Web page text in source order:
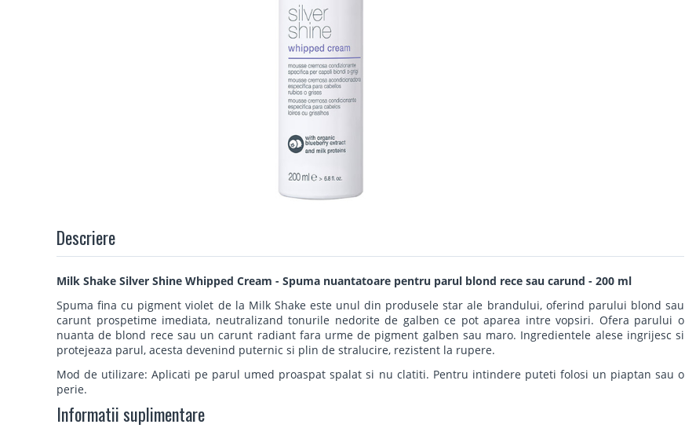
Descriere
Milk Shake Silver Shine Whipped Cream - Spuma nuantatoare pentru parul blond rece sau carund - 200 ml
Spuma fina cu pigment violet de la Milk Shake este unul din produsele star ale brandului, oferind parului blond sau
carunt prospetime imediata, neutralizand tonurile nedorite de galben ce pot aparea intre vopsiri. Ofera parului o
nuanta de blond rece sau un carunt radiant fara urme de pigment galben sau maro. Ingredientele alese ingrijesc si
protejeaza parul, acesta devenind puternic si plin de stralucire, rezistent la rupere.
Mod de utilizare: Aplicati pe parul umed proaspat spalat si nu clatiti. Pentru intindere puteti folosi un piaptan sau o
perie.
Informatii suplimentare